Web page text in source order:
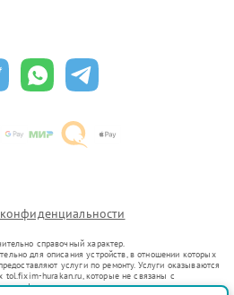
справочный характер.
для описания устройств, в отношении которых
услуги по ремонту. Услуги оказываются
tol.fixim-hurakan.ru, которые не связаны с
их официальными представителями.